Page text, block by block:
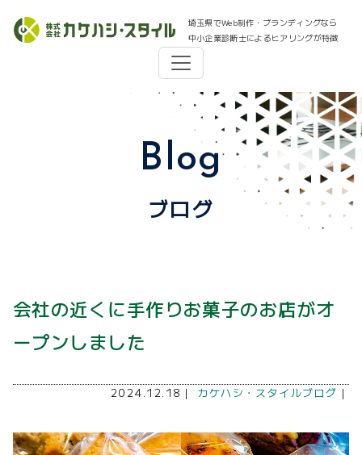
埼玉県でWeb制作・ブランディングなら
中小企業診断士によるヒアリングが特徴
Blog
ブログ
会社の近くに手作りお菓子のお店がオ
ープンしました
2024.12.18｜ カケハシ・スタイルブログ ｜